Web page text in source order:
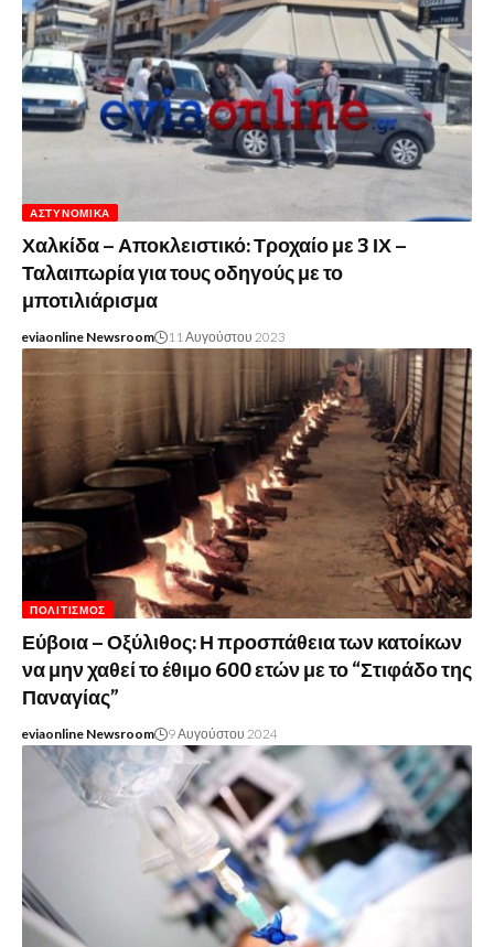
ΑΣΤΥΝΟΜΙΚΆ
Χαλκίδα – Αποκλειστικό: Τροχαίο με 3 ΙΧ –
Ταλαιπωρία για τους οδηγούς με το
μποτιλιάρισμα
eviaonline Newsroom 11 Αυγούστου 2023
ΠΟΛΙΤΙΣΜΌΣ
Εύβοια – Οξύλιθος: Η προσπάθεια των κατοίκων
να μην χαθεί το έθιμο 600 ετών με το “Στιφάδο της
Παναγίας”
eviaonline Newsroom 9 Αυγούστου 2024